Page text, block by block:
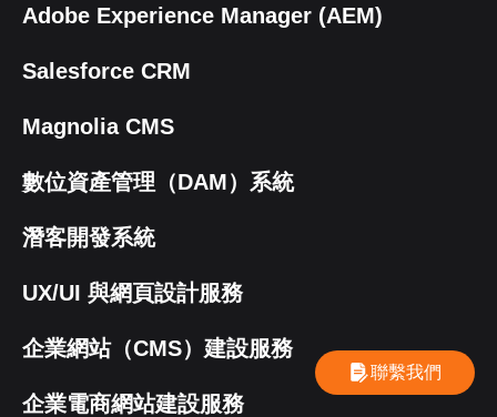
Adobe Experience Manager (AEM)
Salesforce CRM
Magnolia CMS
數位資產管理（DAM）系統
潛客開發系統
UX/UI 與網頁設計服務
企業網站（CMS）建設服務
企業電商網站建設服務
聯繫我們